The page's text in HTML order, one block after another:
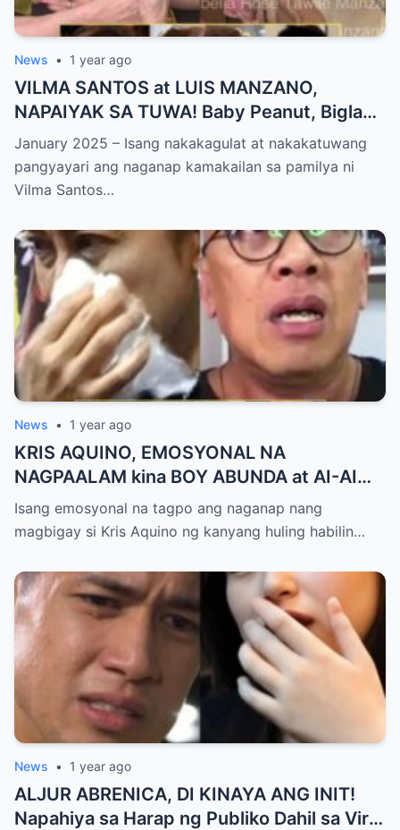
News • 1 year ago
VILMA SANTOS at LUIS MANZANO,
NAPAIYAK SA TUWA! Baby Peanut, Biglang
NAGSALITA ng DIRETSO sa Harap ng Lahat
— Jessy Mendiola, EMOSYONAL sa
Milestone ng Anak! Netizens Kinilig at Na-
January 2025 – Isang nakakagulat at nakakatuwang
pangyayari ang naganap kamakailan sa pamilya ni
Vilma Santos…
News • 1 year ago
KRIS AQUINO, EMOSYONAL NA
NAGPAALAM kina BOY ABUNDA at AI-AI
DELAS ALAS! Huling Habilin ng Queen of
All Media, NAGPAIYAK sa Buong Bayan —
Pagpapatawad, Isiniwalat na!
Isang emosyonal na tagpo ang naganap nang
magbigay si Kris Aquino ng kanyang huling habilin…
News • 1 year ago
ALJUR ABRENICA, DI KINAYA ANG INIT!
Napahiya sa Harap ng Publiko Dahil sa Viral